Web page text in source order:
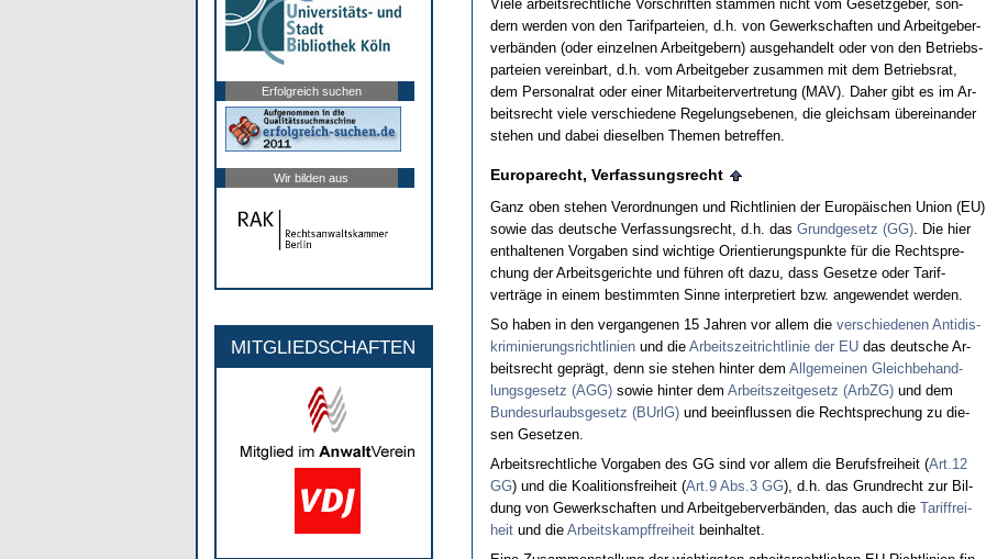
Erfolgreich suchen
Wir bilden aus
MITGLIEDSCHAFTEN
Vie­le ar­beits­recht­li­che Vor­schrif­ten stam­men nicht vom Ge­setz­ge­ber, son­
dern wer­den von den Ta­rif­par­tei­en, d.h. von Ge­werk­schaf­ten und Ar­beit­ge­ber­
verbänden (oder ein­zel­nen Ar­beit­ge­bern) aus­ge­han­delt oder von den Be­triebs­
par­tei­en ver­ein­bart, d.h. vom Ar­beit­ge­ber zu­sam­men mit dem Be­triebs­rat,
dem Per­so­nal­rat oder ei­ner Mit­ar­bei­ter­ver­tre­tung (MAV). Da­her gibt es im Ar­
beits­recht vie­le ver­schie­de­ne Re­ge­lungs­ebe­nen, die gleich­sam übe­rein­an­der
ste­hen und da­bei die­sel­ben The­men be­tref­fen.
Eu­ro­pa­recht, Ver­fas­sungs­recht
Ganz oben ste­hen Ver­ord­nun­gen und Richt­li­ni­en der Eu­ropäischen Uni­on (EU)
so­wie das deut­sche Ver­fas­sungs­recht, d.h. das Grund­ge­setz (GG). Die hier
ent­hal­te­nen Vor­ga­ben sind wich­ti­ge Ori­en­tie­rungs­punk­te für die Recht­spre­
chung der Ar­beits­ge­rich­te und führen oft da­zu, dass Ge­set­ze oder Ta­rif­
verträge in ei­nem be­stimm­ten Sin­ne in­ter­pre­tiert bzw. an­ge­wen­det wer­den.
So ha­ben in den ver­gan­ge­nen 15 Jah­ren vor al­lem die ver­schie­de­nen An­ti­dis­
kri­mi­nie­rungs­richt­li­ni­enund die Ar­beits­zeit­richt­li­nie der EUdas deut­sche Ar­
beits­recht ge­prägt, denn sie ste­hen hin­ter dem All­ge­mei­nen Gleich­be­hand­
lungs­ge­setz (AGG)so­wie hin­ter dem Ar­beits­zeit­ge­setz (Arb­ZG)und dem
Bun­des­ur­laubs­ge­setz (BUrlG)und be­ein­flus­sen die Recht­spre­chung zu die­
sen Ge­set­zen.
Ar­beits­recht­li­che Vor­ga­ben des GG sind vor al­lem die Be­rufs­frei­heit (Art.12
GG) und die Ko­ali­ti­ons­frei­heit (Art.9 Abs.3 GG), d.h. das Grund­recht zur Bil­
dung von Ge­werk­schaf­ten und Ar­beit­ge­ber­verbänden, das auch die Ta­rif­frei­
heitund die Ar­beits­kampf­frei­heitbe­inhal­tet.